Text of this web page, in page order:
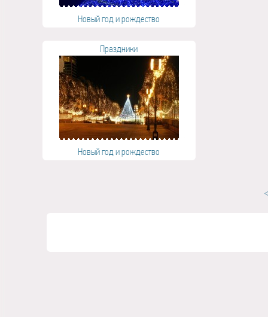
Новый год и рождество
Праздники
Новый год и рождество